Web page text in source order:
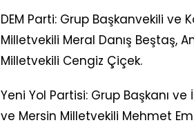
DEM Parti: Grup Başkanvekili ve
Milletvekili Meral Danış Beştaş,
Milletvekili Cengiz Çiçek.
Yeni Yol Partisi: Grup Başkanı
ve Mersin Milletvekili Mehmet